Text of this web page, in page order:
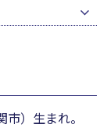
）生まれ。